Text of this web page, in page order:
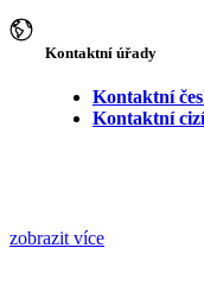
Kontaktní úřady
Kontaktní
Kontaktní
zobrazit více